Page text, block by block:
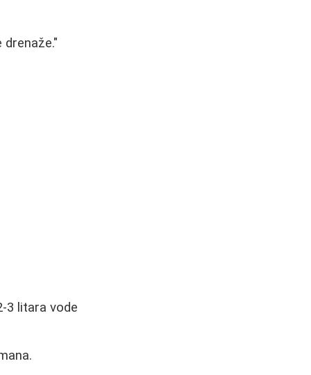
3 litara vode